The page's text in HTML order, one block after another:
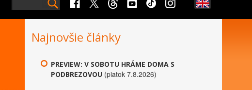
Najnovšie články
PREVIEW: V SOBOTU HRÁME DOMA S
PODBREZOVOU (piatok 7.8.2026)